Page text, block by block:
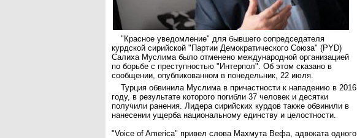
"Красное уведомление" для бывшего сопредседателя
курдской сирийской "Партии Демократического Союза" (PYD)
Салиха Муслима было отменено международной организацией
по борьбе с преступностью "Интерпол". Об этом сказано в
сообщении, опубликованном в понедельник, 22 июля.
Турция обвинила Муслима в причастности к нападению в 2016
году, в результате которого погибли 37 человек и десятки
получили ранения. Лидера сирийских курдов также обвинили в
нанесении ущерба национальному единству и целостности.
"Voice of America" привел слова Махмута Вефа, адвоката одного